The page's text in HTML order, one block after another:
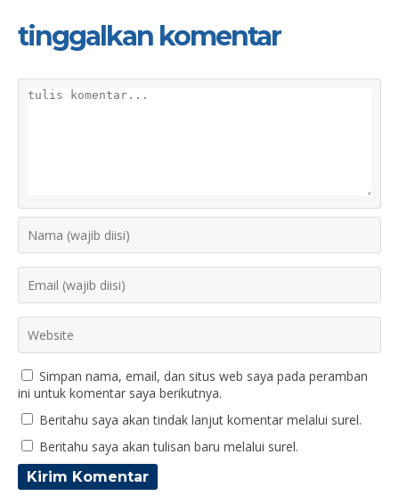
tinggalkan komentar
Simpan nama, email, dan situs web saya pada peramban
ini untuk komentar saya berikutnya.
Beritahu saya akan tindak lanjut komentar melalui surel.
Beritahu saya akan tulisan baru melalui surel.